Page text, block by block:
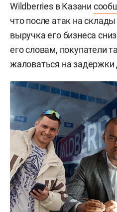
Wildberries в Казани
что после атак на
выручка его бизнеса
его словам, покупатели
жаловаться на задержки